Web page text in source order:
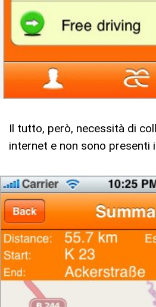
Il tutto, però, necessità di
internet e non sono presenti